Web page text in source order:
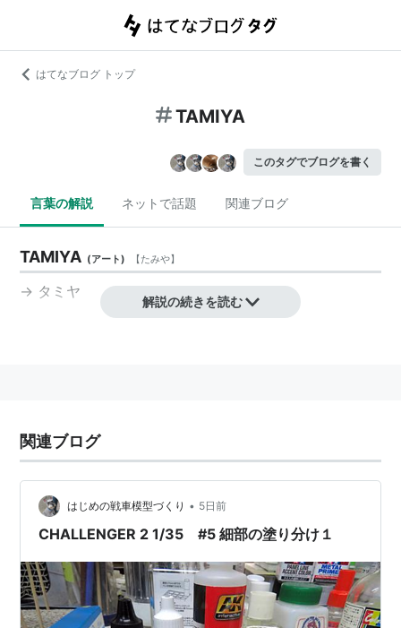
はてなブログ トップ
TAMIYA
このタグでブログを書く
言葉の解説 ネットで話題 関連ブログ
TAMIYA (アート) 【たみや】
→ タミヤ
解説の続きを読む
関連ブログ
はじめの戦車模型づくり • 5日前
CHALLENGER 2 1/35 #5 細部の塗り分け１